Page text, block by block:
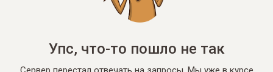
Упс, что-то пошло не так